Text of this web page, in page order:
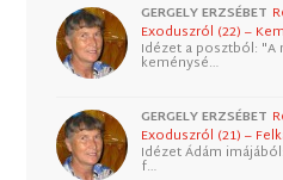
GERGELY ERZSÉBET
Exoduszról (22) –
Idézet a posztból:
keménysé…
GERGELY ERZSÉBET
Exoduszról (21) –
Idézet Ádám
f…